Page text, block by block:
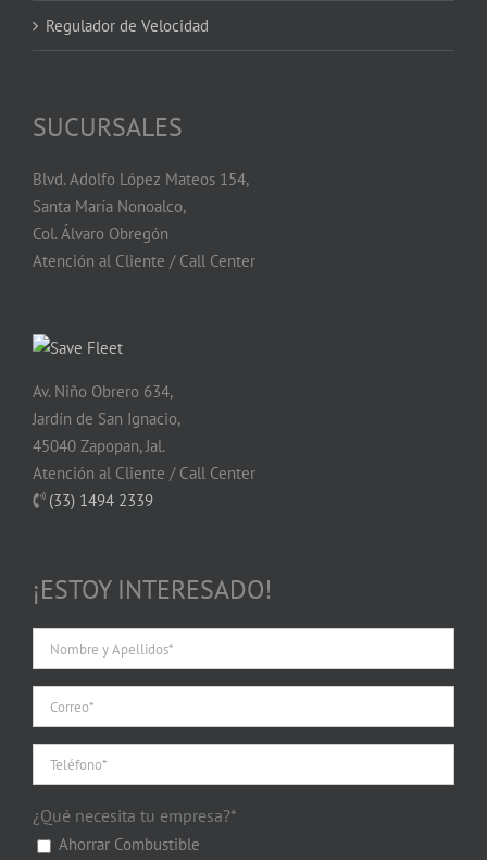
Regulador de Velocidad
SUCURSALES
Blvd. Adolfo López Mateos 154,
Santa María Nonoalco,
Col. Álvaro Obregón
Atención al Cliente / Call Center
Av. Niño Obrero 634,
Jardín de San Ignacio,
45040 Zapopan, Jal.
Atención al Cliente / Call Center
(33) 1494 2339
¡ESTOY INTERESADO!
¿Qué necesita tu empresa?*
Ahorrar Combustible